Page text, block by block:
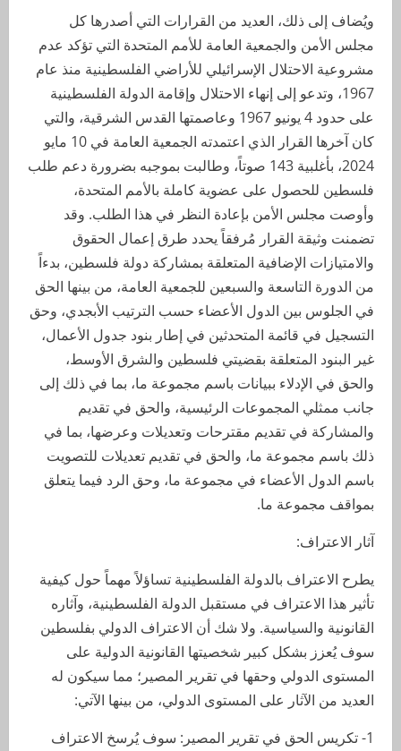
ويُضاف إلى ذلك، العديد من القرارات التي أصدرها كل
مجلس الأمن والجمعية العامة للأمم المتحدة التي تؤكد عدم
مشروعية الاحتلال الإسرائيلي للأراضي الفلسطينية منذ عام
1967، وتدعو إلى إنهاء الاحتلال وإقامة الدولة الفلسطينية
على حدود 4 يونيو 1967 وعاصمتها القدس الشرقية، والتي
كان آخرها القرار الذي اعتمدته الجمعية العامة في 10 مايو
2024، بأغلبية 143 صوتاً، وطالبت بموجبه بضرورة دعم طلب
فلسطين للحصول على عضوية كاملة بالأمم المتحدة،
وأوصت مجلس الأمن بإعادة النظر في هذا الطلب. وقد
تضمنت وثيقة القرار مُرفقاً يحدد طرق إعمال الحقوق
والامتيازات الإضافية المتعلقة بمشاركة دولة فلسطين، بدءاً
من الدورة التاسعة والسبعين للجمعية العامة، من بينها الحق
في الجلوس بين الدول الأعضاء حسب الترتيب الأبجدي، وحق
التسجيل في قائمة المتحدثين في إطار بنود جدول الأعمال،
غير البنود المتعلقة بقضيتي فلسطين والشرق الأوسط،
والحق في الإدلاء ببيانات باسم مجموعة ما، بما في ذلك إلى
جانب ممثلي المجموعات الرئيسية، والحق في تقديم
والمشاركة في تقديم مقترحات وتعديلات وعرضها، بما في
ذلك باسم مجموعة ما، والحق في تقديم تعديلات للتصويت
باسم الدول الأعضاء في مجموعة ما، وحق الرد فيما يتعلق
بمواقف مجموعة ما.
آثار الاعتراف:
يطرح الاعتراف بالدولة الفلسطينية تساؤلاً مهماً حول كيفية
تأثير هذا الاعتراف في مستقبل الدولة الفلسطينية، وآثاره
القانونية والسياسية. ولا شك أن الاعتراف الدولي بفلسطين
سوف يُعزز بشكل كبير شخصيتها القانونية الدولية على
المستوى الدولي وحقها في تقرير المصير؛ مما سيكون له
العديد من الآثار على المستوى الدولي، من بينها الآتي:
1- تكريس الحق في تقرير المصير: سوف يُرسخ الاعتراف